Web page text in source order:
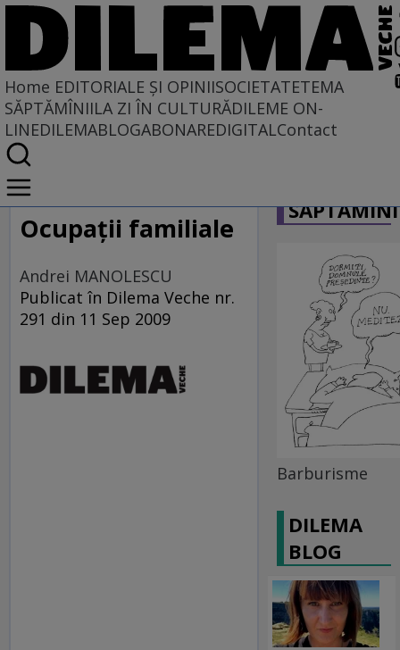
Home EDITORIALE ȘI OPINIISOCIETATETEMA
SĂPTĂMÎNIILA ZI ÎN CULTURĂDILEME ON-
LINEDILEMABLOGABONAREDIGITALContact
Home
EDITORIALE ȘI OPINII
TÎLC SHOW
Ocupaţii familiale
Andrei MANOLESCU
Publicat în Dilema Veche nr.
291 din 11 Sep 2009
Barburisme
DILEMA
BLOG